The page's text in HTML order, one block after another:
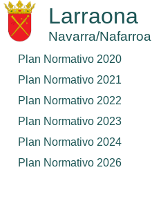
Larraona
Navarra/Nafarroa
Plan Normativo 2020
Plan Normativo 2021
Plan Normativo 2022
Plan Normativo 2023
Plan Normativo 2024
Plan Normativo 2026